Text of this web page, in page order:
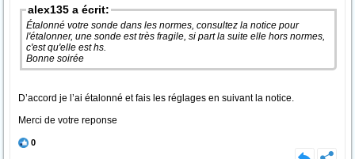
alex135 a écrit:
Étalonné votre sonde dans les normes, consultez la notice pour
l'étalonner, une sonde est très fragile, si part la suite elle hors normes,
c'est qu'elle est hs.
Bonne soirée
D’accord je l’ai étalonné et fais les réglages en suivant la notice.
Merci de votre reponse
0